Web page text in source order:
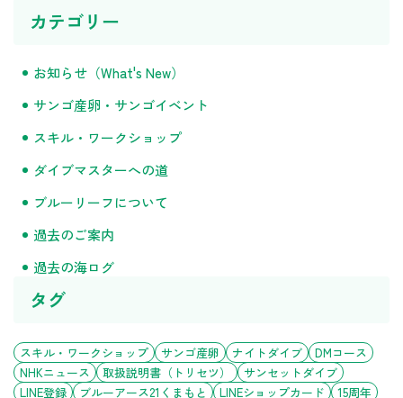
カテゴリー
お知らせ（What's New）
サンゴ産卵・サンゴイベント
スキル・ワークショップ
ダイブマスターへの道
ブルーリーフについて
過去のご案内
過去の海ログ
タグ
スキル・ワークショップ サンゴ産卵 ナイトダイブ
DMコース
NHKニュース
取扱説明書（トリセツ）
サンセットダイブ
LINE登録
ブルーアース21くまもと LINEショップカード 15周年